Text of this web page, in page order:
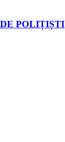
POLIȚIȘTI